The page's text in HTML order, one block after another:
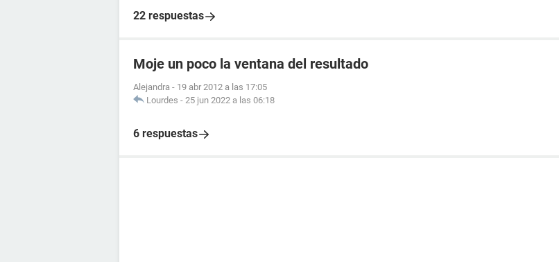
22 respuestas
Moje un poco la ventana del resultado
Alejandra - 19 abr 2012 a las 17:05
Lourdes - 25 jun 2022 a las 06:18
6 respuestas